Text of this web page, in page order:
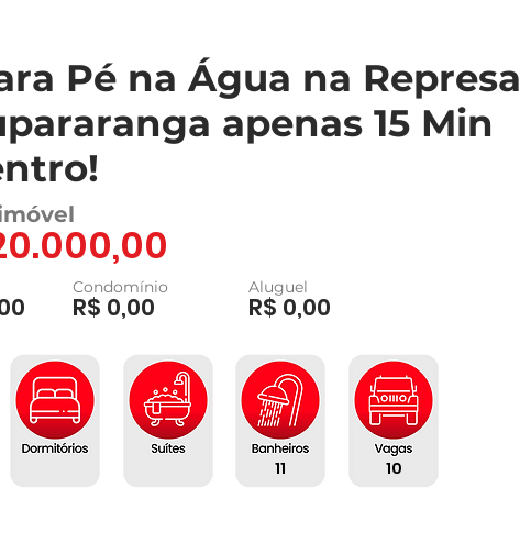
Pé na Água na Represa
apenas 15 Min
R$ 0,00
Condomínio
R$ 0,00
Aluguel
10
11